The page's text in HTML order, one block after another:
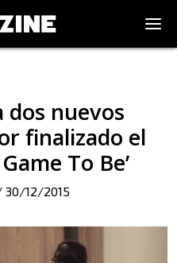
dos nuevos
finalizado el
To Be’
30/12/2015